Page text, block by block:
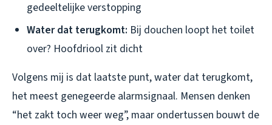
gedeeltelijke verstopping
Water dat terugkomt: Bij douchen loopt het toilet
over? Hoofdriool zit dicht
Volgens mij is dat laatste punt, water dat terugkomt,
het meest genegeerde alarmsignaal. Mensen denken
“het zakt toch weer weg”, maar ondertussen bouwt de